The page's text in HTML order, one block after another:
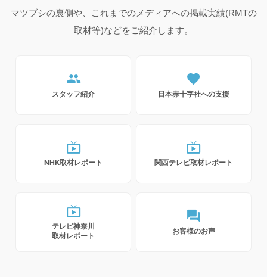
マツブシの裏側や、これまでのメディアへの掲載実績(RMTの
取材等)などをご紹介します。
people
スタッフ紹介
favorite
日本赤十字社への支援
live_tv
NHK取材レポート
live_tv
関西テレビ取材レポート
live_tv
テレビ神奈川
取材レポート
forum
お客様のお声